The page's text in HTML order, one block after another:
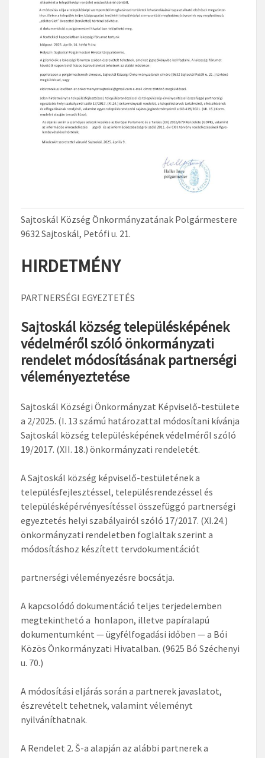
Sajtoskál Község Önkormányzatának Polgármestere
9632 Sajtoskál, Petófi u. 21.
HIRDETMÉNY
PARTNERSÉGI EGYEZTETÉS
Sajtoskál község településképének
védelméről szóló önkormányzati
rendelet módosításának partnerségi
véleményeztetése
Sajtoskál Községi Önkormányzat Képviselő-testülete
a 2/2025. (I. 13 számú határozattal módosítani kívánja
Sajtoskál község településképének védelméről szóló
19/2017. (XII. 18.) önkormányzati rendeletét.
A Sajtoskál község képviselő-testületének a
településfejlesztéssel, településrendezéssel és
településképérvényesítéssel összefüggó partnerségi
egyeztetés helyi szabályairól szóló 17/2017. (XI.24.)
önkormányzati rendeletben foglaltak szerint a
módosításhoz készített tervdokumentációt
partnerségi véleményezésre bocsátja.
A kapcsolódó dokumentáció teljes terjedelemben
megtekinthetó a honlapon, illetve papíralapú
dokumentumként — ügyfélfogadási időben — a Bói
Közös Önkormányzati Hivatalban. (9625 Bó Széchenyi
u. 70.)
A módosítási eljárás során a partnerek javaslatot,
észrevételt tehetnek, valamint véleményt
nyilváníthatnak.
A Rendelet 2. Š-a alapján az alábbi partnerek a